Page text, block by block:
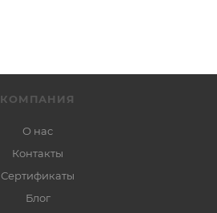
КОМПАНИЯ
О нас
Контакты
Сертификаты
Блог